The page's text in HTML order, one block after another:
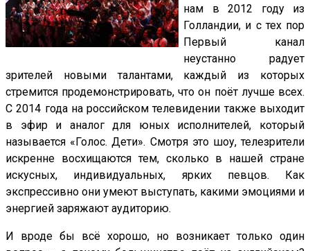
нам в 2012 году из
Голландии, и с тех пор
Первый канал
неустанно радует
зрителей новыми талантами, каждый из которых
стремится продемонстрировать, что он поёт лучше всех.
С 2014 года на российском телевидении также выходит
в эфир и аналог для юных исполнителей, который
называется «Голос. Дети». Смотря это шоу, телезрители
искренне восхищаются тем, сколько в нашей стране
искусных, индивидуальных, ярких певцов. Как
экспрессивно они умеют выступать, какими эмоциями и
энергией заряжают аудиторию.
И вроде бы всё хорошо, но возникает только один